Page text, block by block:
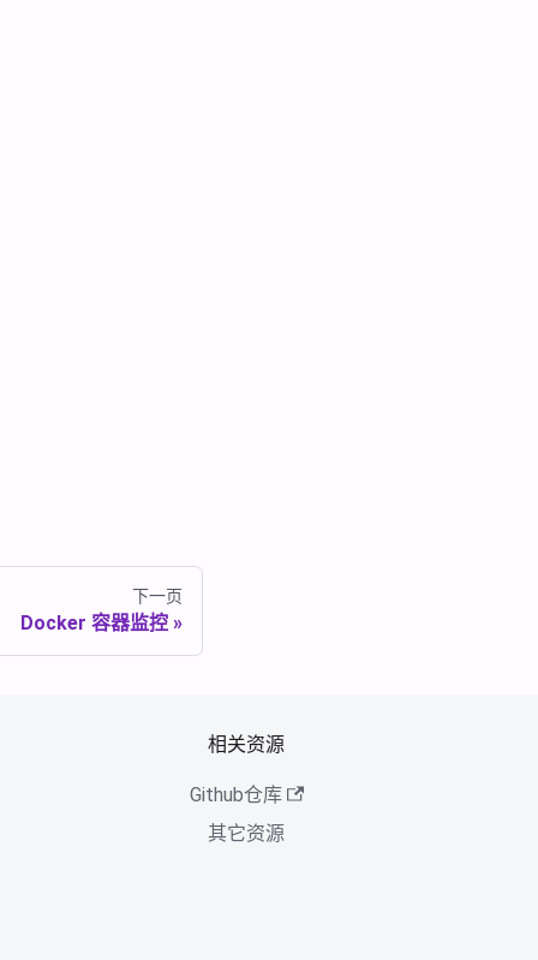
下一页
Docker 容器监控
相关资源
Github仓库
其它资源